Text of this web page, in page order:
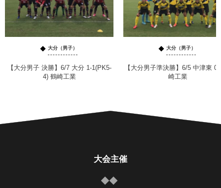
大分（男子）
【大分男子 決勝】6/7 大分 1-1(PK5-
4) 鶴崎工業
大分（男子）
【大分男子準決勝】6/5 中津東
崎工業
大会主催